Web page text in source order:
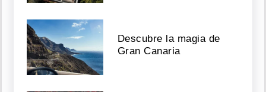
Descubre la magia de
Gran Canaria